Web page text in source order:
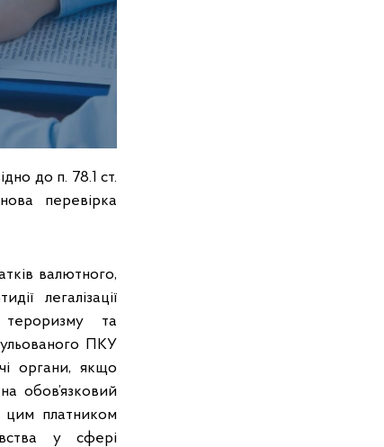
до п. 78.1 ст.
перевірка
валютного,
легалізації
та
ПКУ
органи, якщо
обов’язковий
цим платником
у сфері